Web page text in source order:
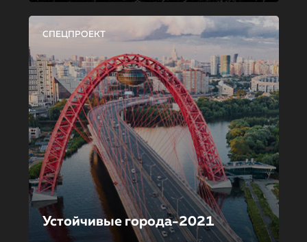
СПЕЦПРОЕКТ
Устойчивые города-2021